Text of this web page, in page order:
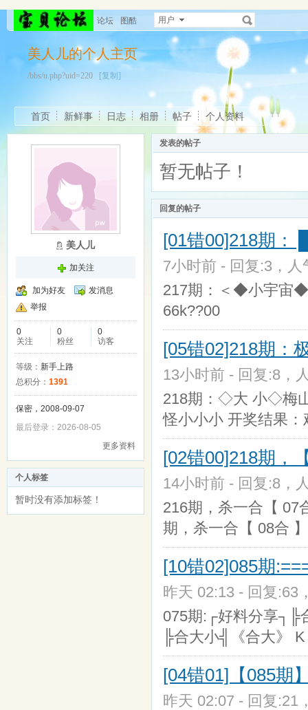
论坛 图酷 用户
美人儿的个人主页
/bbs/u.php?uid=220 [复制]
首页 新鲜事 日志 相册 帖子 个人资料
美人儿
加关注
加为好友
发消息
举报
0
关注
0
粉丝
0
访客
等级： 新手上路
总积分： 1391
保密，2008-09-07
最后登录：2026-08-05
更多资料
个人标签
暂时没有添加标签！
发表的帖子
暂无帖子！
回复的帖子
[01错00]218期：
7小时前 - 回复:3，
217期：＜◆小宇宙
66k??00
[05错02]218期
13小时前 - 回复:8，
218期：◇大 小◇梅
怪小小小 开奖结果
[02错00]218期，
14小时前 - 回复:8，
216期，杀一合【 07
期，杀一合【 08合
[10错02]085期
昨天 02:13 - 回复:63
075期:┌好料分享┐╠
╠合大小╣《合大》
[04错01]【085
昨天 02:07 - 回复:21